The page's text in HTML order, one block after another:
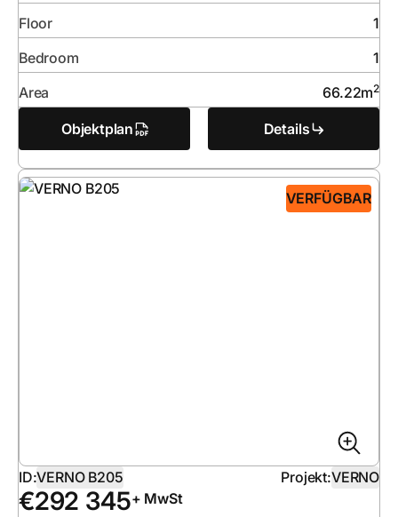
Floor
1
Bedroom
1
Area
66.22m2
Objektplan Details
VERFÜGBAR
ID:VERNO B205 Projekt:VERNO
€292 345+ MwSt